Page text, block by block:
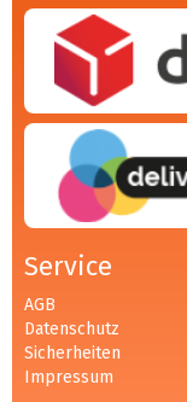
Service
AGB
Datenschutz
Sicherheiten
Impressum